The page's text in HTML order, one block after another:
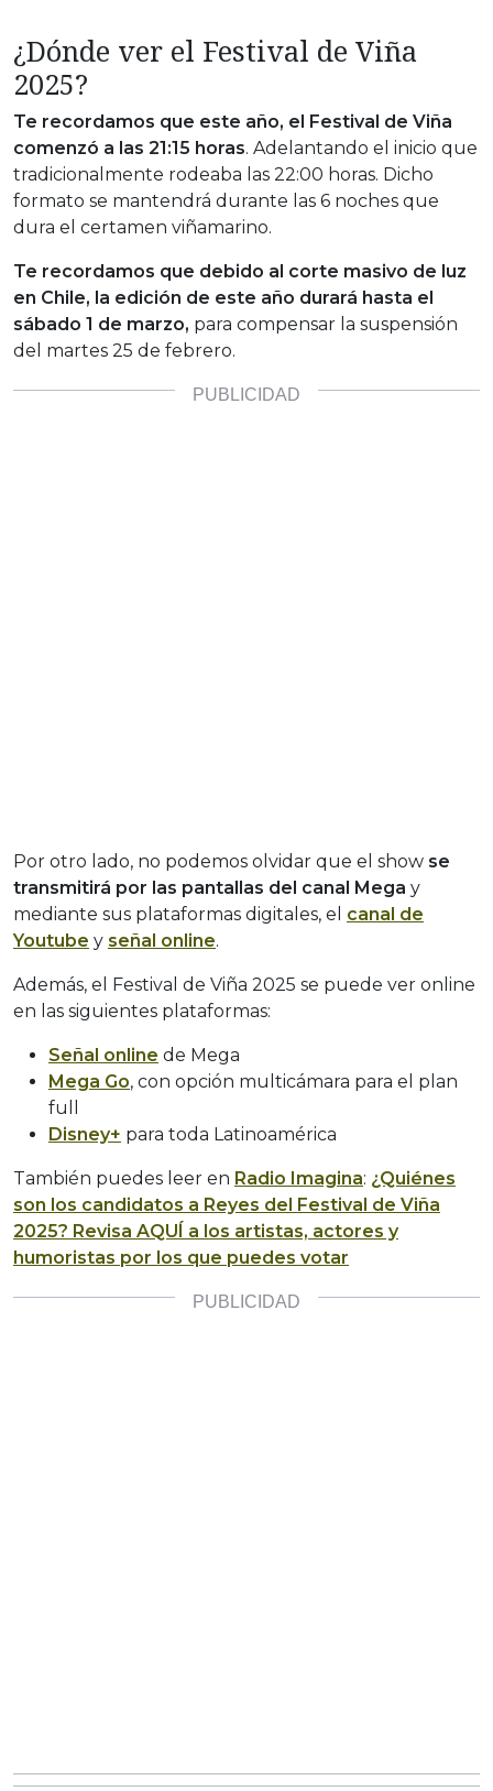
¿Dónde ver el Festival de Viña
2025?
Te recordamos que este año, el Festival de Viña
comenzó a las 21:15 horas. Adelantando el inicio que
tradicionalmente rodeaba las 22:00 horas. Dicho
formato se mantendrá durante las 6 noches que
dura el certamen viñamarino.
Te recordamos que debido al corte masivo de luz
en Chile, la edición de este año durará hasta el
sábado 1 de marzo, para compensar la suspensión
del martes 25 de febrero.
Por otro lado, no podemos olvidar que el show se
transmitirá por las pantallas del canal Mega y
mediante sus plataformas digitales, el canal de
Youtube y señal online.
Además, el Festival de Viña 2025 se puede ver online
en las siguientes plataformas:
Señal online de Mega
Mega Go, con opción multicámara para el plan
full
Disney+ para toda Latinoamérica
También puedes leer en Radio Imagina: ¿Quiénes
son los candidatos a Reyes del Festival de Viña
2025? Revisa AQUÍ a los artistas, actores y
humoristas por los que puedes votar